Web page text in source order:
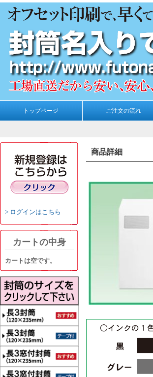
トップページ ご注文の流れ
ログインはこちら
カートの中身
カートは空です。
商品詳細